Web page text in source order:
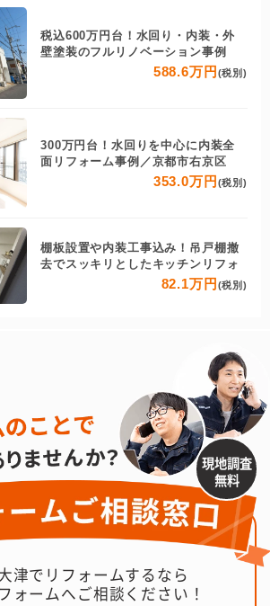
税込600万円台！水回り・内装・外
壁塗装のフルリノベーション事例
588.6万円 (税別)
300万円台！水回りを中心に内装全
面リフォーム事例／京都市右京区
353.0万円 (税別)
棚板設置や内装工事込み！吊戸棚撤
去でスッキリとしたキッチンリフォ
82.1万円 (税別)
現地調査
無料
津でリフォームするなら
ォームへご相談ください！